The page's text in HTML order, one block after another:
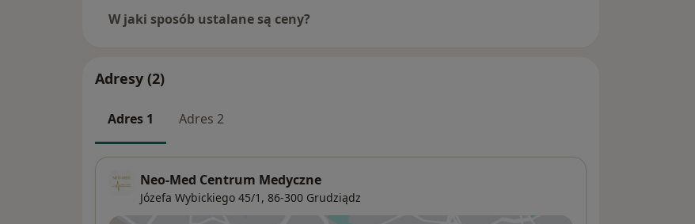
W jaki sposób ustalane są ceny?
Adresy (2)
Adres 1 Adres 2
Neo-Med Centrum Medyczne
Józefa Wybickiego 45/1, 86-300 Grudziądz